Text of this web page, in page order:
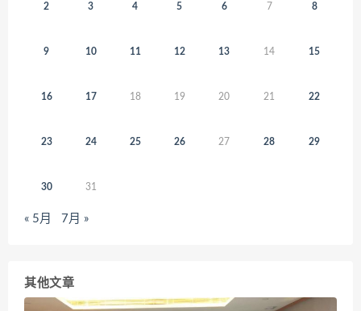
2 3 4 5 6 7 8
9 10 11 12 13 14 15
16 17 18 19 20 21 22
23 24 25 26 27 28 29
30 31
« 5月 7月 »
其他文章